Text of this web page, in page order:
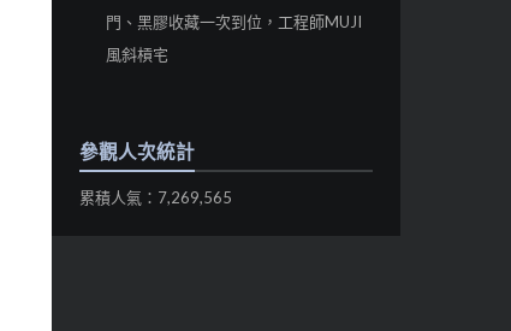
門、黑膠收藏一次到位，工程師MUJI
風斜槓宅
參觀人次統計
累積人氣：7,269,565